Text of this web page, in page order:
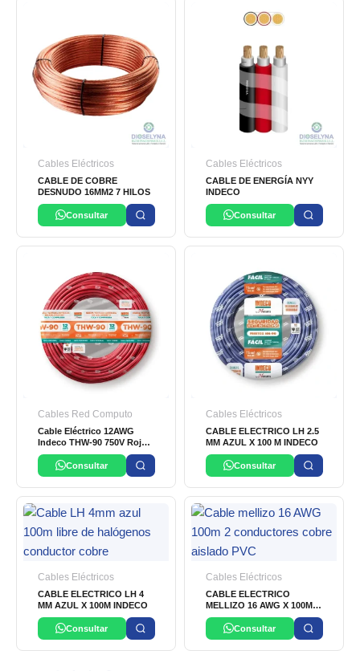
Cables Eléctricos
CABLE DE COBRE
DESNUDO 16MM2 7 HILOS
Consultar
Cables Eléctricos
CABLE DE ENERGÍA NYY
INDECO
Consultar
Cables Red Computo
Cable Eléctrico 12AWG
Indeco THW-90 750V Rojo
Estriado
Consultar
Cables Eléctricos
CABLE ELECTRICO LH 2.5
MM AZUL X 100 M INDECO
Consultar
Cables Eléctricos
CABLE ELECTRICO LH 4
MM AZUL X 100M INDECO
Consultar
Cables Eléctricos
CABLE ELECTRICO
MELLIZO 16 AWG X 100M
INDECO
Consultar